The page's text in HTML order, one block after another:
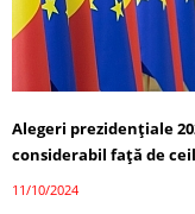
Alegeri prezidențiale
considerabil față de
11/10/2024